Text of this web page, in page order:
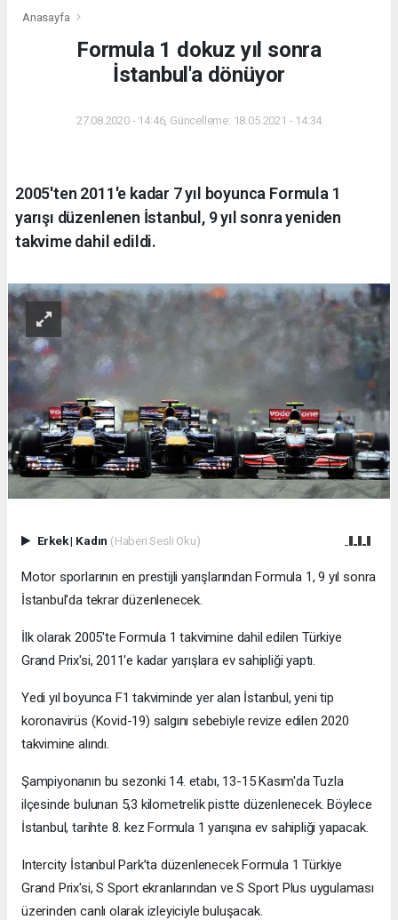
Anasayfa
Formula 1 dokuz yıl sonra
İstanbul'a dönüyor
27.08.2020 - 14:46, Güncelleme: 18.05.2021 - 14:34
2005'ten 2011'e kadar 7 yıl boyunca Formula 1
yarışı düzenlenen İstanbul, 9 yıl sonra yeniden
takvime dahil edildi.
Erkek| Kadın (Haberi Sesli Oku)
Motor sporlarının en prestijli yarışlarından Formula 1, 9 yıl sonra
İstanbul'da tekrar düzenlenecek.
İlk olarak 2005'te Formula 1 takvimine dahil edilen Türkiye
Grand Prix'si, 2011'e kadar yarışlara ev sahipliği yaptı.
Yedi yıl boyunca F1 takviminde yer alan İstanbul, yeni tip
koronavirüs (Kovid-19) salgını sebebiyle revize edilen 2020
takvimine alındı.
Şampiyonanın bu sezonki 14. etabı, 13-15 Kasım'da Tuzla
ilçesinde bulunan 5,3 kilometrelik pistte düzenlenecek. Böylece
İstanbul, tarihte 8. kez Formula 1 yarışına ev sahipliği yapacak.
Intercity İstanbul Park’ta düzenlenecek Formula 1 Türkiye
Grand Prix'si, S Sport ekranlarından ve S Sport Plus uygulaması
üzerinden canlı olarak izleyiciyle buluşacak.